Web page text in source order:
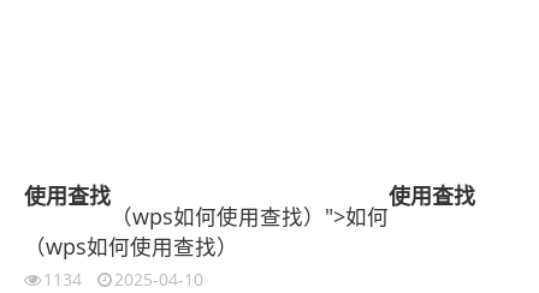
使用查找
（wps如何使用查找）">如何
使用查找
（wps如何使用查找）
1134 2025-04-10